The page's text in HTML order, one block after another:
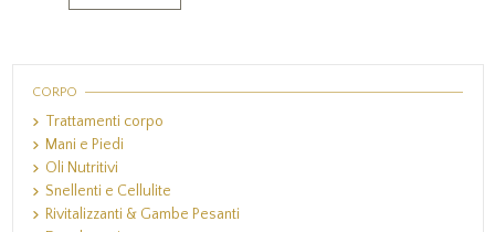
CORPO
Trattamenti corpo
Mani e Piedi
Oli Nutritivi
Snellenti e Cellulite
Rivitalizzanti & Gambe Pesanti